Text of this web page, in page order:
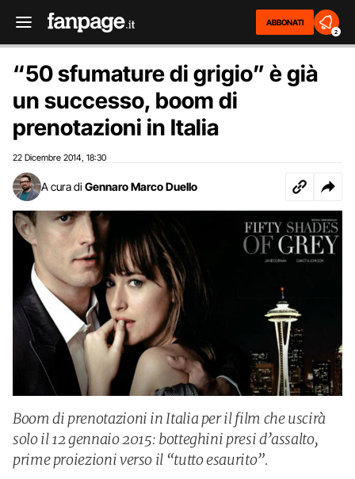
ABBONATI
2
“50 sfumature di grigio” è già
un successo, boom di
prenotazioni in Italia
22 Dicembre 2014 18:30
A cura di Gennaro Marco Duello
Boom di prenotazioni in Italia per il film che uscirà
solo il 12 gennaio 2015: botteghini presi d’assalto,
prime proiezioni verso il “tutto esaurito”.